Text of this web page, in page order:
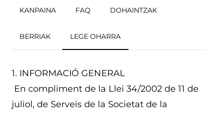
KANPAINA FAQ DOHAINTZAK
BERRIAK LEGE OHARRA
1. INFORMACIÓ GENERAL
En compliment de la Llei 34/2002 de 11 de
juliol, de Serveis de la Societat de la